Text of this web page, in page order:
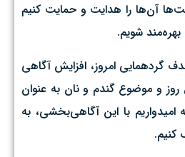
آن‌ها را هدایت و حمایت کنیم
شویم.
گردهمایی امروز، افزایش آگاهی
روز و موضوع گندم و نان به عنوان
با این آگاهی‌بخشی، به
کنیم.